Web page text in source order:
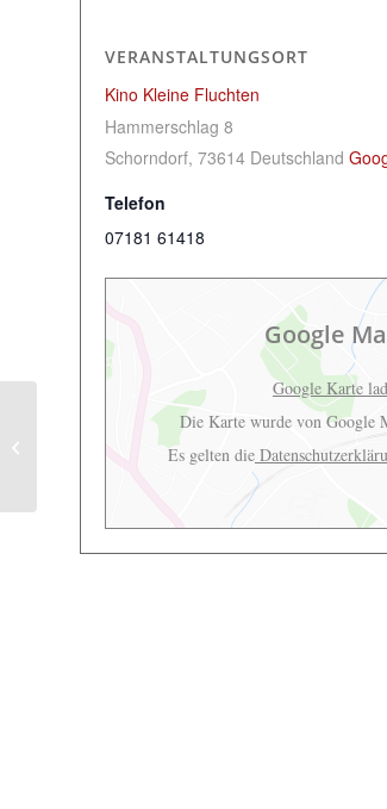
VERANSTALTUNGSORT
Kino Kleine Fluchten
Hammerschlag 8
Schorndorf, 73614 Deutschland
Telefon
07181 61418
Google
Google Karte
Die Karte wurde von Google
Es gelten die
Kinderkino: Max und die wilde 7 –
Die Geister-Oma